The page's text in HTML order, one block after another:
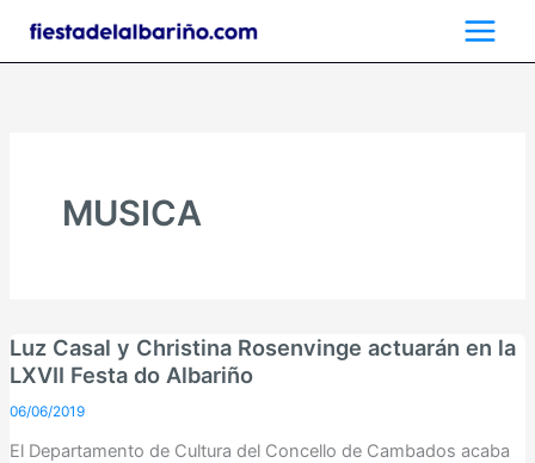
contenido
MUSICA
Luz Casal y Christina Rosenvinge actuarán en la
LXVII Festa do Albariño
06/06/2019
El Departamento de Cultura del Concello de Cambados acaba